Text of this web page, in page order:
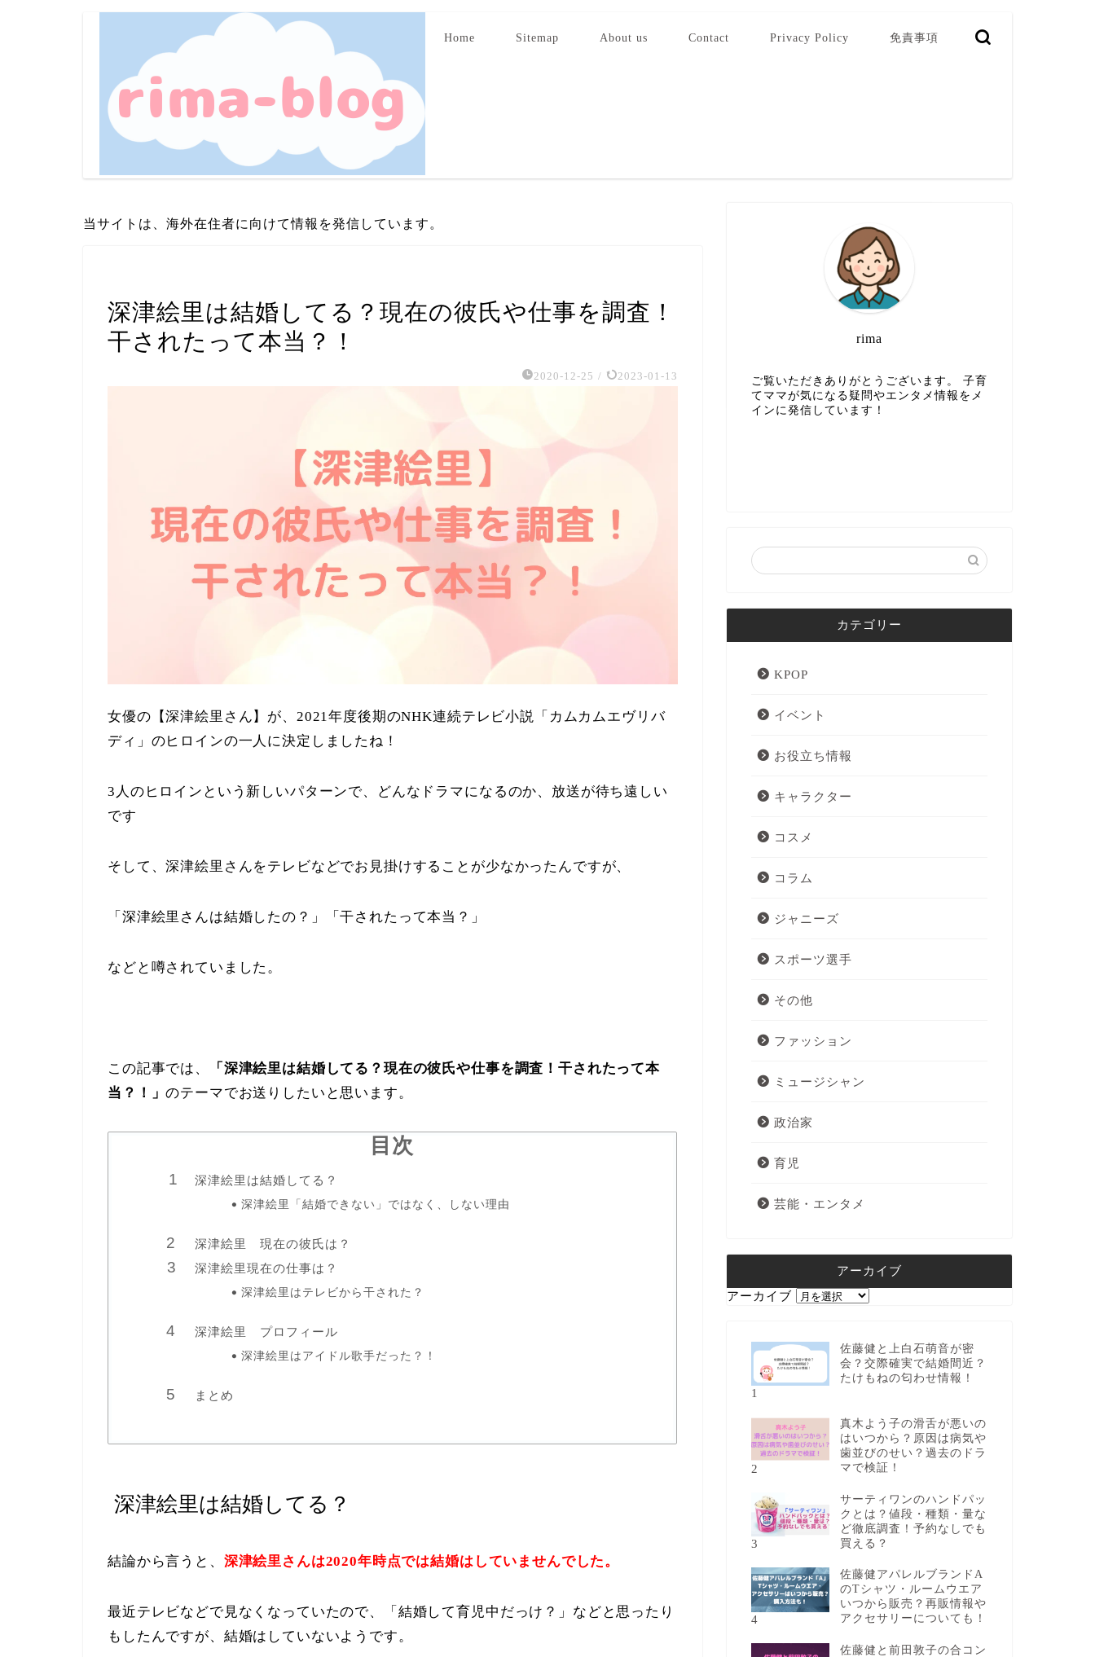
Home Sitemap About us Contact Privacy Policy 免責事項
当サイトは、海外在住者に向けて情報を発信しています。
深津絵里は結婚してる？現在の彼氏や仕事を調査！
干されたって本当？！
2020-12-25 / 2023-01-13
女優の【深津絵里さん】が、2021年度後期のNHK連続テレビ小説「カムカムエヴリバ
ディ」のヒロインの一人に決定しましたね！
3人のヒロインという新しいパターンで、どんなドラマになるのか、放送が待ち遠しい
です
そして、深津絵里さんをテレビなどでお見掛けすることが少なかったんですが、
「深津絵里さんは結婚したの？」「干されたって本当？」
などと噂されていました。
この記事では、 「 深津絵里は結婚してる？現在の彼氏や仕事を調査！干されたって本
当？！」のテーマでお送りしたいと思います。
目次
深津絵里は結婚してる？
深津絵里「結婚できない」ではなく、しない理由
深津絵里 現在の彼氏は？
深津絵里現在の仕事は？
深津絵里はテレビから干された？
深津絵里 プロフィール
深津絵里はアイドル歌手だった？！
まとめ
深津絵里は結婚してる？
結論から言うと、 深津絵里さんは2020年時点では結婚はしていませんでした。
最近テレビなどで見なくなっていたので、「結婚して育児中だっけ？」などと思ったり
もしたんですが、結婚はしていないようです。
rima
ご覧いただきありがとうございます。 子育
てママが気になる疑問やエンタメ情報をメ
インに発信しています！
カテゴリー
KPOP
イベント
お役立ち情報
キャラクター
コスメ
コラム
ジャニーズ
スポーツ選手
その他
ファッション
ミュージシャン
政治家
育児
芸能・エンタメ
アーカイブ
アーカイブ
1
佐藤健と上白石萌音が密
会？交際確実で結婚間近？
たけもねの匂わせ情報！
2
真木よう子の滑舌が悪いの
はいつから？原因は病気や
歯並びのせい？過去のドラ
マで検証！
3
サーティワンのハンドパッ
クとは？値段・種類・量な
ど徹底調査！予約なしでも
買える？
4
佐藤健アパレルブランドA
のTシャツ・ルームウエア
いつから販売？再販情報や
アクセサリーについても！
佐藤健と前田敦子の合コン